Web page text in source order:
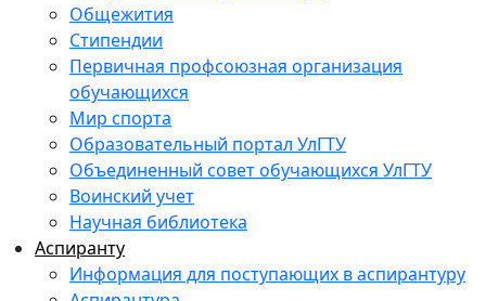
Общежития
Стипендии
Первичная профсоюзная организация
обучающихся
Мир спорта
Образовательный портал УлГТУ
Объединенный совет обучающихся УлГТУ
Воинский учет
Научная библиотека
Аспиранту
Информация для поступающих в аспирантуру